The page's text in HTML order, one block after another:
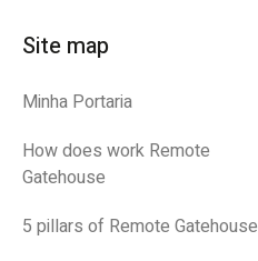
Site map
Minha Portaria
How does work Remote
Gatehouse
5 pillars of Remote Gatehouse